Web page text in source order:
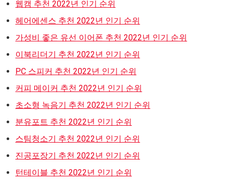
웹캠 추천 2022년 인기 순위
헤어에센스 추천 2022년 인기 순위
가성비 좋은 유선 이어폰 추천 2022년 인기 순위
이북리더기 추천 2022년 인기 순위
PC 스피커 추천 2022년 인기 순위
커피 메이커 추천 2022년 인기 순위
초소형 녹음기 추천 2022년 인기 순위
분유포트 추천 2022년 인기 순위
스팀청소기 추천 2022년 인기 순위
진공포장기 추천 2022년 인기 순위
턴테이블 추천 2022년 인기 순위